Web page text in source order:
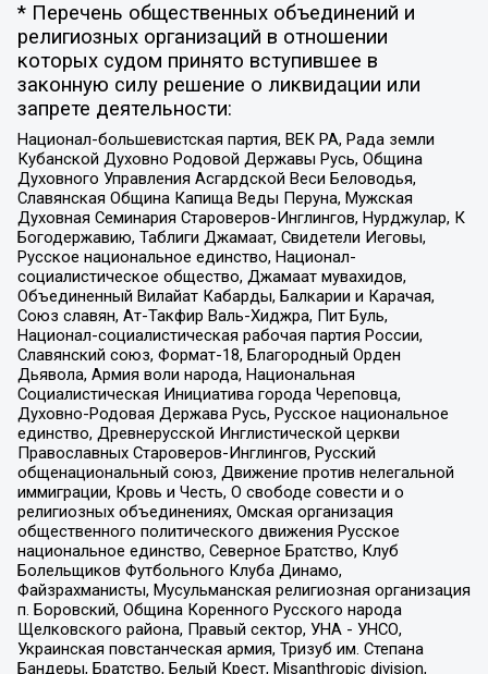
* Перечень общественных объединений и
религиозных организаций в отношении
которых судом принято вступившее в
законную силу решение о ликвидации или
запрете деятельности:
Национал-большевистская партия, ВЕК РА, Рада земли
Кубанской Духовно Родовой Державы Русь, Община
Духовного Управления Асгардской Веси Беловодья,
Славянская Община Капища Веды Перуна, Мужская
Духовная Семинария Староверов-Инглингов, Нурджулар, К
Богодержавию, Таблиги Джамаат, Свидетели Иеговы,
Русское национальное единство, Национал-
социалистическое общество, Джамаат мувахидов,
Объединенный Вилайат Кабарды, Балкарии и Карачая,
Союз славян, Ат-Такфир Валь-Хиджра, Пит Буль,
Национал-социалистическая рабочая партия России,
Славянский союз, Формат-18, Благородный Орден
Дьявола, Армия воли народа, Национальная
Социалистическая Инициатива города Череповца,
Духовно-Родовая Держава Русь, Русское национальное
единство, Древнерусской Инглистической церкви
Православных Староверов-Инглингов, Русский
общенациональный союз, Движение против нелегальной
иммиграции, Кровь и Честь, О свободе совести и о
религиозных объединениях, Омская организация
общественного политического движения Русское
национальное единство, Северное Братство, Клуб
Болельщиков Футбольного Клуба Динамо,
Файзрахманисты, Мусульманская религиозная организация
п. Боровский, Община Коренного Русского народа
Щелковского района, Правый сектор, УНА - УНСО,
Украинская повстанческая армия, Тризуб им. Степана
Бандеры, Братство, Белый Крест, Misanthropic division,